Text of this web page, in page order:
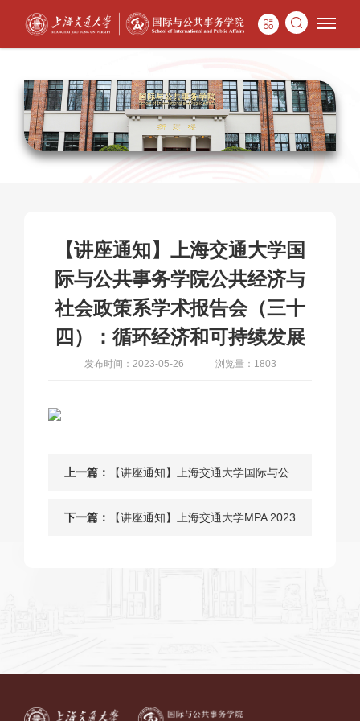
【讲座通知】上海交通大学国
际与公共事务学院公共经济与
社会政策系学术报告会（三十
四）：循环经济和可持续发展
发布时间：2023-05-26 浏览量：1803
上一篇： 【讲座通知】上海交通大学国际与公
共事务学院政治学研究生工作坊（第
下一篇： 【讲座通知】上海交通大学MPA 2023